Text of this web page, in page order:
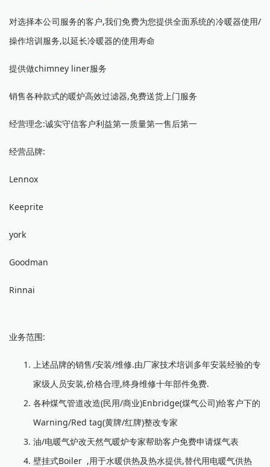
对选择本公司服务的客户,我们免费为您提供全面系统的冷暖器使用/
操作培训服务,以延长冷暖器的使用寿命
提供做chimney liner服务
销售各种款式的暖炉高效过滤器,免费送货上门服务
经营理念:诚实守信客户利益第一质量第一售后第一
经营品牌:
Lennox
Keeprite
york
Goodman
Rinnai
业务范围:
上述品牌的销售/安装/维修.由厂家技术培训多年安装经验的专
家级人员安装,价格合理,终身维修十年部件免费.
各种煤气管道改造(民用/商业)Enbridge(煤气公司)给客户下的
Warning/Red tag(黄牌/红牌)整改专家
油/电暖气炉改天然气暖炉专家帮助客户免费申请煤气表
壁挂式Boiler ,用于水暖供热及热水提供,替代用电暖气供热